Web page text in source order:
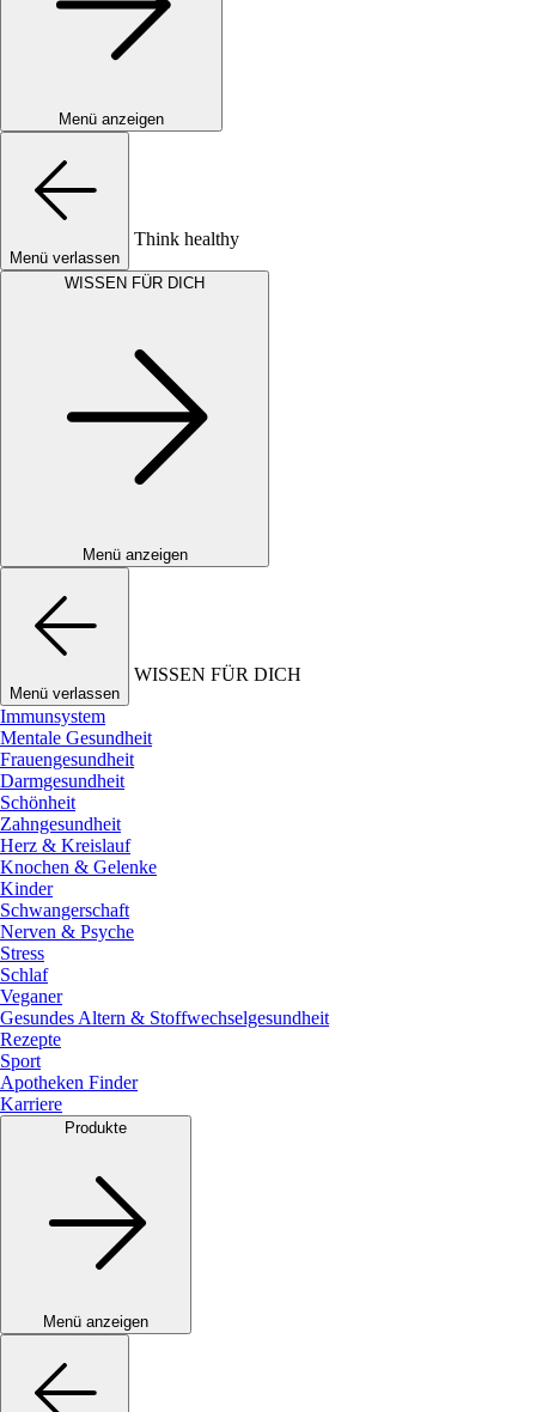
Menü anzeigen
Menü verlassen
Think healthy
WISSEN FÜR DICH
Menü anzeigen
Menü verlassen
WISSEN FÜR DICH
Immunsystem
Mentale Gesundheit
Frauengesundheit
Darmgesundheit
Schönheit
Zahngesundheit
Herz & Kreislauf
Knochen & Gelenke
Kinder
Schwangerschaft
Nerven & Psyche
Stress
Schlaf
Veganer
Gesundes Altern & Stoffwechselgesundheit
Rezepte
Sport
Apotheken Finder
Karriere
Produkte
Menü anzeigen